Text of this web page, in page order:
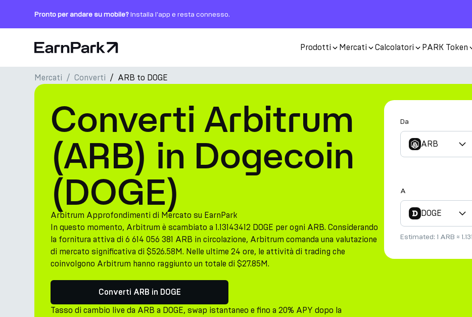
Pronto per andare su mobile?Installa l'app e resta connesso.
Pagina principale Prodotti Mercati Calcolatori PARK Token
Prodotti
Mercati
Calcolatori
PARK Token
Risorse
Azienda
Mercati Converti ARB to DOGE
Converti Arbitrum
(ARB) in Dogecoin
(DOGE)
Arbitrum Approfondimenti di Mercato su EarnPark
In questo momento, Arbitrum è scambiato a 1.13143412 DOGE per ogni ARB. Considerando
la fornitura attiva di 6 614 056 381 ARB in circolazione, Arbitrum comanda una valutazione
di mercato significativa di $526.58M. Nelle ultime 24 ore, le attività di trading che
coinvolgono Arbitrum hanno raggiunto un totale di $27.85M.
Converti ARB in DOGE
Tasso di cambio live da ARB a DOGE, swap istantaneo e fino a 20% APY dopo la
Da
ARB
A
DOGE
Estimated: 1 ARB ≈